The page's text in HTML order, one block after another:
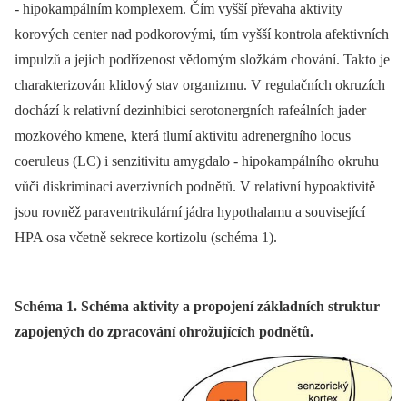
‑⁠ hipokampálním komplexem. Čím vyšší převaha aktivity
korových center nad podkorovými, tím vyšší kontrola afektivních
impulzů a jejich podřízenost vědomým složkám chování. Takto je
charakterizován klidový stav organizmu. V regulačních okruzích
dochází k relativní dezinhibici serotonergních rafeálních jader
mozkového kmene, která tlumí aktivitu adrenergního locus
coeruleus (LC) i senzitivitu amygdalo ‑⁠ hipokampálního okruhu
vůči diskriminaci averzivních podnětů. V relativní hypoaktivitě
jsou rovněž paraventrikulární jádra hypothalamu a související
HPA osa včetně sekrece kortizolu (schéma 1).
Schéma 1. Schéma aktivity a propojení základních struktur
zapojených do zpracování ohrožujících podnětů.